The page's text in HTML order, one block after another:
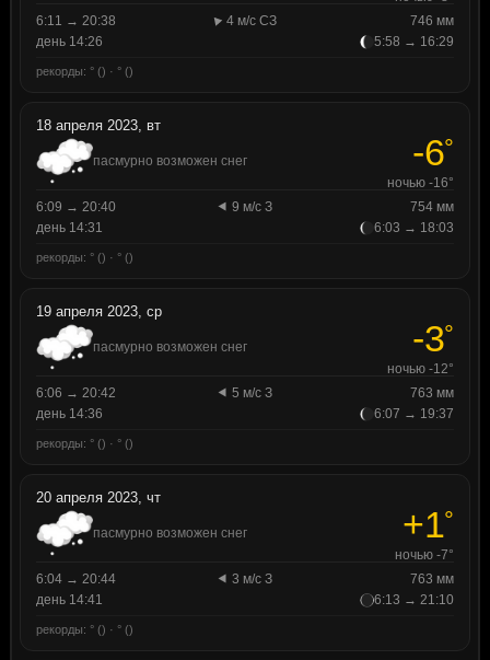
6:11 → 20:38
4 м/с СЗ
746 мм
день 14:26
5:58 → 16:29
рекорды: ° () · ° ()
18 апреля 2023, вт
пасмурно возможен снег -6°
ночью -16°
6:09 → 20:40
9 м/с З
754 мм
день 14:31
6:03 → 18:03
рекорды: ° () · ° ()
19 апреля 2023, ср
пасмурно возможен снег -3°
ночью -12°
6:06 → 20:42
5 м/с З
763 мм
день 14:36
6:07 → 19:37
рекорды: ° () · ° ()
20 апреля 2023, чт
пасмурно возможен снег +1°
ночью -7°
6:04 → 20:44
3 м/с З
763 мм
день 14:41
6:13 → 21:10
рекорды: ° () · ° ()